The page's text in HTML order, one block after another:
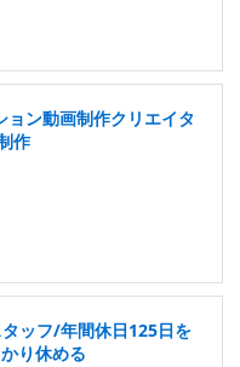
ョン動画制作クリエイタ
作
ッフ/年間休日125日を
り休める